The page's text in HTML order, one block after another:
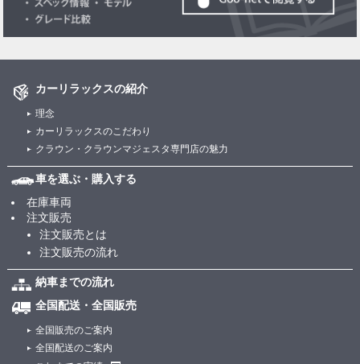
カーリラックスの紹介
理念
カーリラックスのこだわり
クラウン・クラウンマジェスタ専門店の魅力
車を選ぶ・購入する
在庫車両
注文販売
注文販売とは
注文販売の流れ
納車までの流れ
全国配送・全国販売
全国販売のご案内
全国配送のご案内